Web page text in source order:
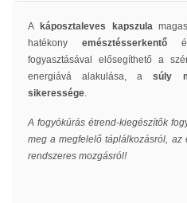
A káposztaleves kapszula
hatékonyemésztésserkentő
fogyasztásával elősegíthető a
energiává alakulása, asúly
sikeressége.
A fogyókúrás étrend-kiegészítők
meg a megfelelő táplálkozásról,
rendszeres mozgásról!